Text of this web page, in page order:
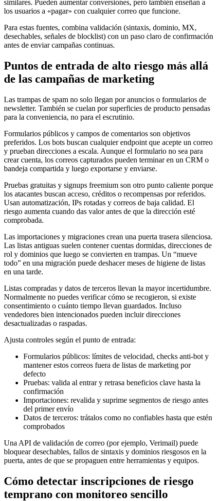
similares. Pueden aumentar conversiones, pero también enseñan a
los usuarios a «pagar» con cualquier correo que funcione.
Para estas fuentes, combina validación (sintaxis, dominio, MX,
desechables, señales de blocklist) con un paso claro de confirmación
antes de enviar campañas continuas.
Puntos de entrada de alto riesgo más allá
de las campañas de marketing
Las trampas de spam no solo llegan por anuncios o formularios de
newsletter. También se cuelan por superficies de producto pensadas
para la conveniencia, no para el escrutinio.
Formularios públicos y campos de comentarios son objetivos
preferidos. Los bots buscan cualquier endpoint que acepte un correo
y prueban direcciones a escala. Aunque el formulario no sea para
crear cuenta, los correos capturados pueden terminar en un CRM o
bandeja compartida y luego exportarse y enviarse.
Pruebas gratuitas y signups freemium son otro punto caliente porque
los atacantes buscan acceso, créditos o recompensas por referidos.
Usan automatización, IPs rotadas y correos de baja calidad. El
riesgo aumenta cuando das valor antes de que la dirección esté
comprobada.
Las importaciones y migraciones crean una puerta trasera silenciosa.
Las listas antiguas suelen contener cuentas dormidas, direcciones de
rol y dominios que luego se convierten en trampas. Un “mueve
todo” en una migración puede deshacer meses de higiene de listas
en una tarde.
Listas compradas y datos de terceros llevan la mayor incertidumbre.
Normalmente no puedes verificar cómo se recogieron, si existe
consentimiento o cuánto tiempo llevan guardados. Incluso
vendedores bien intencionados pueden incluir direcciones
desactualizadas o raspadas.
Ajusta controles según el punto de entrada:
Formularios públicos: límites de velocidad, checks anti-bot y
mantener estos correos fuera de listas de marketing por
defecto
Pruebas: valida al entrar y retrasa beneficios clave hasta la
confirmación
Importaciones: revalida y suprime segmentos de riesgo antes
del primer envío
Datos de terceros: trátalos como no confiables hasta que estén
comprobados
Una API de validación de correo (por ejemplo, Verimail) puede
bloquear desechables, fallos de sintaxis y dominios riesgosos en la
puerta, antes de que se propaguen entre herramientas y equipos.
Cómo detectar inscripciones de riesgo
temprano con monitoreo sencillo